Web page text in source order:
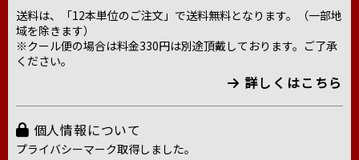
送料は、「12本単位のご注文」で送料無料となります。（一部地
域を除きます）
※クール便の場合は料金330円は別途頂戴しております。ご了承
ください。
詳しくはこちら
個人情報について
プライバシーマーク取得しました。